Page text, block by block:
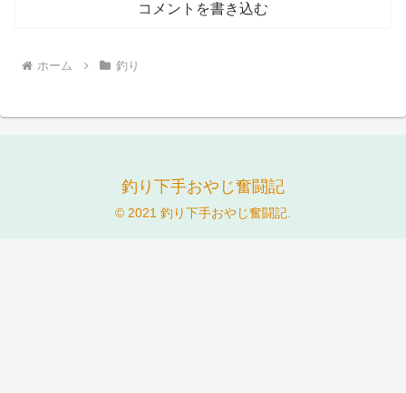
コメントを書き込む
ホーム 釣り
釣り下手おやじ奮闘記
© 2021 釣り下手おやじ奮闘記.